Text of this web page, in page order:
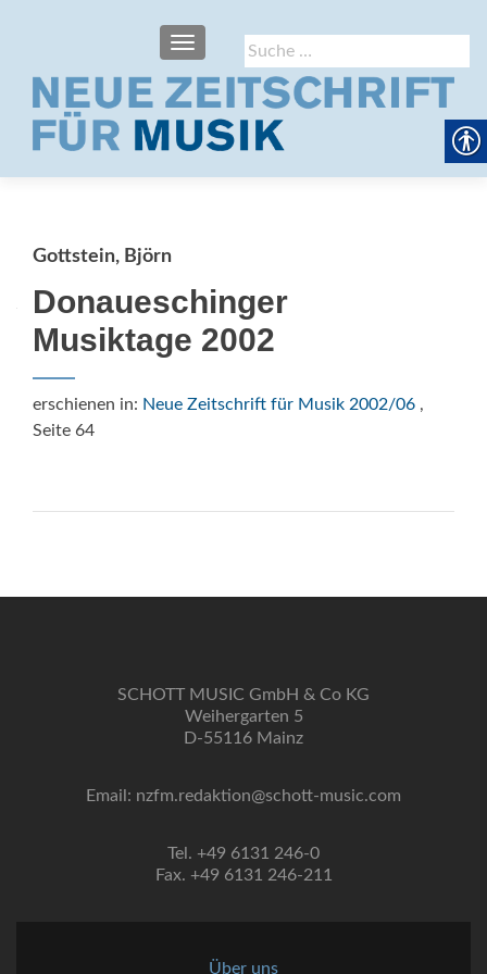
Suche
nach:
SCHALTE NAVIGATION
Gottstein, Björn
Donaueschinger
Musiktage 2002
erschienen in: Neue Zeitschrift für Musik 2002/06 ,
Seite 64
SCHOTT MUSIC GmbH & Co KG
Weihergarten 5
D-55116 Mainz
Email: nzfm.redaktion@schott-music.com
Tel. +49 6131 246-0
Fax. +49 6131 246-211
Über uns